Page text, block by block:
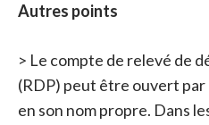
Autres points
> Le compte de relevé de
(RDP) peut être ouvert
en son nom propre. Dans